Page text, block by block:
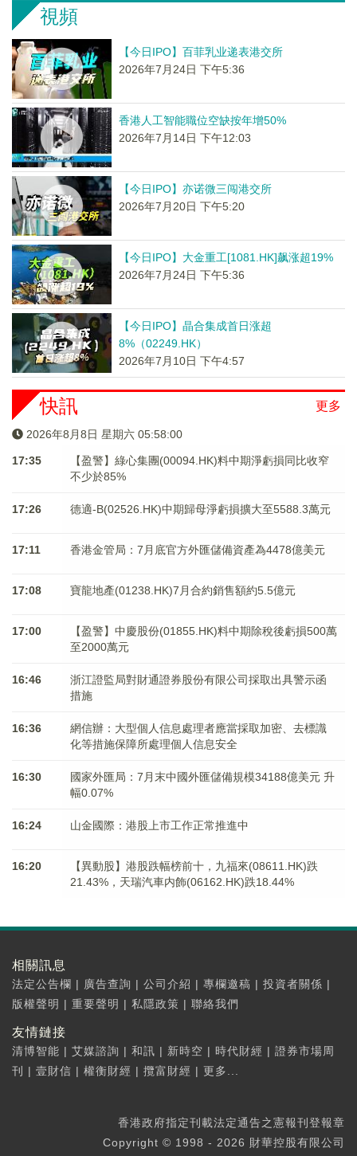
視頻
【今日IPO】百菲乳业递表港交所
2026年7月24日 下午5:36
香港人工智能職位空缺按年增50%
2026年7月14日 下午12:03
【今日IPO】亦诺微三闯港交所
2026年7月20日 下午5:20
【今日IPO】大金重工[1081.HK]飙涨超19%
2026年7月24日 下午5:36
【今日IPO】晶合集成首日涨超
8%（02249.HK）
2026年7月10日 下午4:57
更多
快訊
2026年8月8日 星期六 05:58:00
17:35
【盈警】綠心集團(00094.HK)料中期淨虧損同比收窄
不少於85%
17:26 德適-B(02526.HK)中期歸母淨虧損擴大至5588.3萬元
17:11 香港金管局：7月底官方外匯儲備資產為4478億美元
17:08 寶龍地產(01238.HK)7月合約銷售額約5.5億元
17:00
【盈警】中慶股份(01855.HK)料中期除稅後虧損500萬
至2000萬元
16:46
浙江證監局對財通證券股份有限公司採取出具警示函
措施
16:36
網信辦：大型個人信息處理者應當採取加密、去標識
化等措施保障所處理個人信息安全
16:30
國家外匯局：7月末中國外匯儲備規模34188億美元 升
幅0.07%
16:24 山金國際：港股上市工作正常推進中
16:20
【異動股】港股跌幅榜前十，九福來(08611.HK)跌
21.43%，天瑞汽車内飾(06162.HK)跌18.44%
相關訊息
法定公告欄 | 廣告查詢 | 公司介紹 | 專欄邀稿 | 投資者關係 |
版權聲明 | 重要聲明 | 私隱政策 | 聯絡我們
友情鏈接
清博智能 | 艾媒諮詢 | 和訊 | 新時空 | 時代財經 | 證券市場周
刊
| 壹財信 | 權衡財經 | 攬富財經 | 更多...
香港政府指定刊載法定通告之憲報刊登報章
Copyright © 1998 - 2026 財華控股有限公司